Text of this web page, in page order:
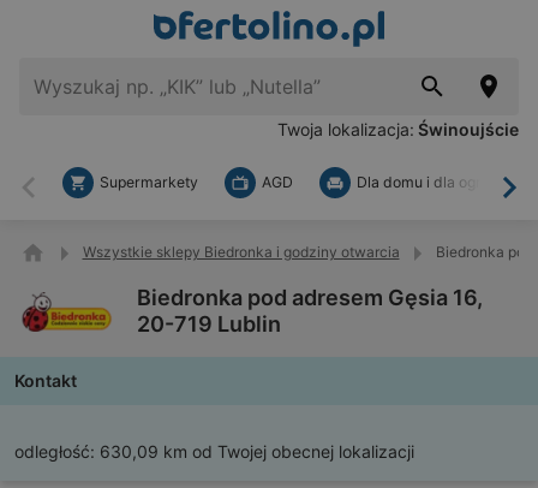
Twoja lokalizacja: Świnoujście
Wstecz
Supermarkety AGD Dla domu i dla ogrodu
Wszystkie sklepy Biedronka i godziny otwarcia Biedronka pod
Biedronka pod adresem Gęsia 16,
20-719 Lublin
Kontakt
odległość: 630,09 km od Twojej obecnej lokalizacji